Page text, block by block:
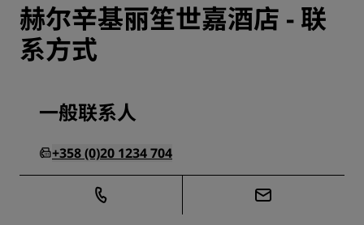
赫尔辛基丽笙世嘉酒店 - 联
系方式
一般联系人
+358 (0)20 1234 704